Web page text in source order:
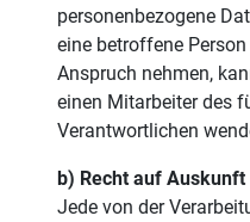
personenbezogene
eine betroffene
Anspruch nehmen,
einen Mitarbeiter des
Verantwortlichen
b) Recht auf Auskunft
Jede von der